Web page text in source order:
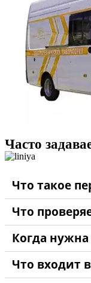
Часто
Что такое
Что
Когда нужна
Что входит